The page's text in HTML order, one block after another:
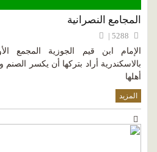
المجامع النصرانية
الإمام ابن قيم الجوزية المجمع
بالاسكندرية أراد بتركها أن يكسر الصنم
أهلها
المزيد